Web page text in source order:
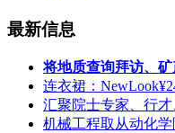
最新信息
将地质查询拜访、
连衣裙：
汇聚院士专家、行
机械工程取从动化